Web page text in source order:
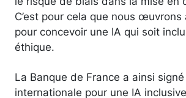
C’est pour cela que nous
pour concevoir une IA qui soit
éthique.
La Banque de France a ainsi
internationale pour une IA